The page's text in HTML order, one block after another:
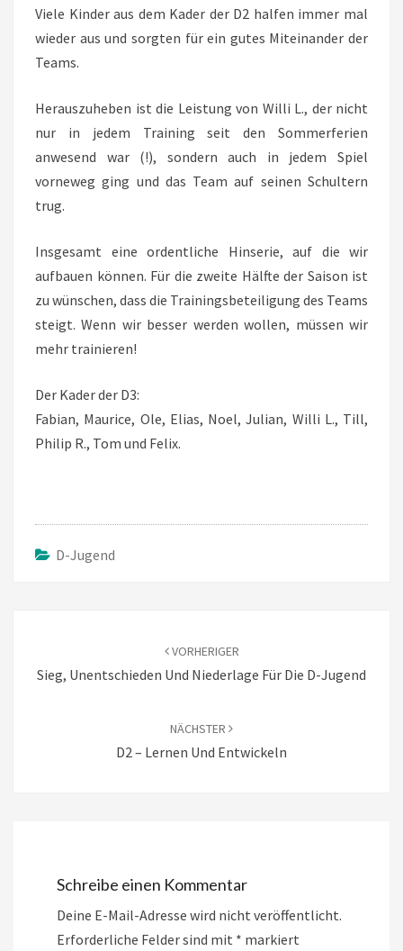
Viele Kinder aus dem Kader der D2 halfen immer mal
wieder aus und sorgten für ein gutes Miteinander der
Teams.
Herauszuheben ist die Leistung von Willi L., der nicht
nur in jedem Training seit den Sommerferien
anwesend war (!), sondern auch in jedem Spiel
vorneweg ging und das Team auf seinen Schultern
trug.
Insgesamt eine ordentliche Hinserie, auf die wir
aufbauen können. Für die zweite Hälfte der Saison ist
zu wünschen, dass die Trainingsbeteiligung des Teams
steigt. Wenn wir besser werden wollen, müssen wir
mehr trainieren!
Der Kader der D3:
Fabian, Maurice, Ole, Elias, Noel, Julian, Willi L., Till,
Philip R., Tom und Felix.
D-Jugend
VORHERIGER
Sieg, Unentschieden Und Niederlage Für Die D-Jugend
NÄCHSTER
D2 – Lernen Und Entwickeln
Schreibe einen Kommentar
Deine E-Mail-Adresse wird nicht veröffentlicht.
Erforderliche Felder sind mit * markiert